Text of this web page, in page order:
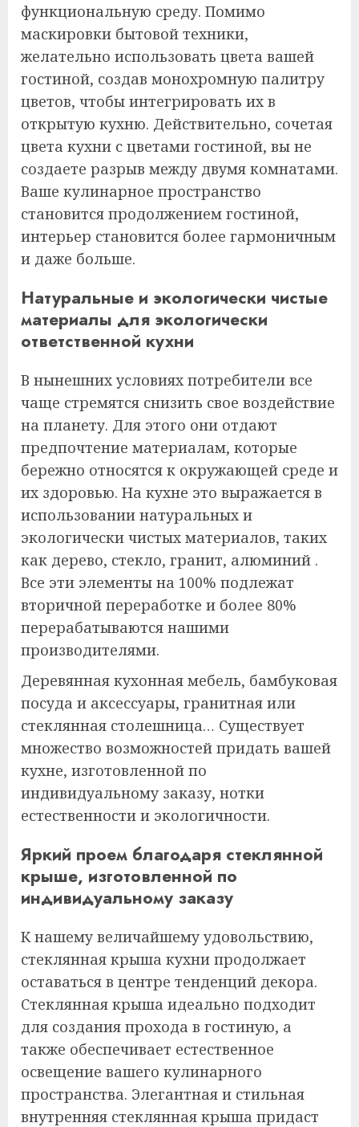
функциональную среду. Помимо
маскировки бытовой техники,
желательно использовать цвета вашей
гостиной, создав монохромную палитру
цветов, чтобы интегрировать их в
открытую кухню. Действительно, сочетая
цвета кухни с цветами гостиной, вы не
создаете разрыв между двумя комнатами.
Ваше кулинарное пространство
становится продолжением гостиной,
интерьер становится более гармоничным
и даже больше.
Натуральные и экологически чистые
материалы для экологически
ответственной кухни
В нынешних условиях потребители все
чаще стремятся снизить свое воздействие
на планету. Для этого они отдают
предпочтение материалам, которые
бережно относятся к окружающей среде и
их здоровью. На кухне это выражается в
использовании натуральных и
экологически чистых материалов, таких
как дерево, стекло, гранит, алюминий .
Все эти элементы на 100% подлежат
вторичной переработке и более 80%
перерабатываются нашими
производителями.
Деревянная кухонная мебель, бамбуковая
посуда и аксессуары, гранитная или
стеклянная столешница… Существует
множество возможностей придать вашей
кухне, изготовленной по
индивидуальному заказу, нотки
естественности и экологичности.
Яркий проем благодаря стеклянной
крыше, изготовленной по
индивидуальному заказу
К нашему величайшему удовольствию,
стеклянная крыша кухни продолжает
оставаться в центре тенденций декора.
Стеклянная крыша идеально подходит
для создания прохода в гостиную, а
также обеспечивает естественное
освещение вашего кулинарного
пространства. Элегантная и стильная
внутренняя стеклянная крыша придаст